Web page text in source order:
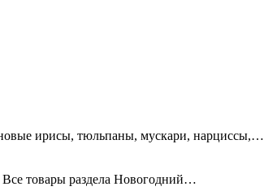
ирисы, тюльпаны, мускари, нарциссы,…
Все товары раздела Новогодний…